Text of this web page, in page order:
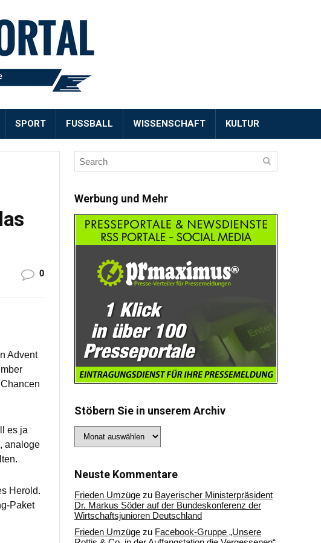
SPORT FUSSBALL WISSENSCHAFT KULTUR
0
Advent
es ja
analoge
Herold.
Paket
Werbung und Mehr
Stöbern Sie in unserem Archiv
Sie
Archiv
Neuste Kommentare
Frieden Umzüge zu Bayerischer Ministerpräsident
Dr. Markus Söder auf der Bundeskonferenz der
Wirtschaftsjunioren Deutschland
Frieden Umzüge zu Facebook-Gruppe „Unsere